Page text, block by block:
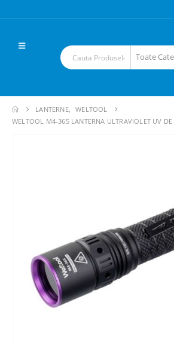
LANTERNE,
WELTOOL
WELTOOL M4-365 LANTERNA ULTRAVIOLET UV